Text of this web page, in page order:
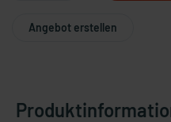
Angebot erstellen